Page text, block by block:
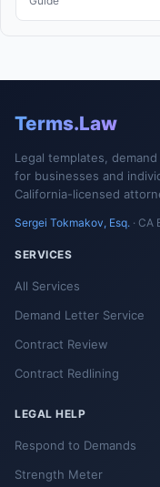
Terms.Law
Legal templates,
for businesses and
California-licensed
Sergei Tokmakov, Esq. · CA
SERVICES
All Services
Demand Letter Service
Contract Review
Contract Redlining
LEGAL HELP
Respond to Demands
Strength Meter